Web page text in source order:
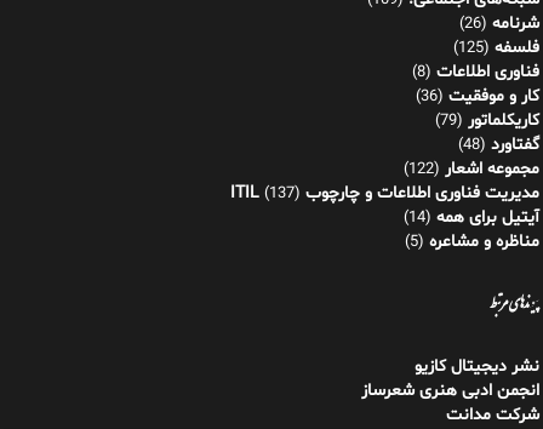
شرنامه (26)
فلسفه (125)
فناوری اطلاعات (8)
کار و موفقیت (36)
کاریکلماتور (79)
گفتاورد (48)
مجموعه اشعار (122)
مدیریت فناوری اطلاعات و چارچوب ITIL (137)
آیتیل برای همه (14)
مناظره و مشاعره (5)
پیوندهای مرتبط
نشر دیجیتال کازیو
انجمن ادبی هنری شعرساز
شرکت مدانت